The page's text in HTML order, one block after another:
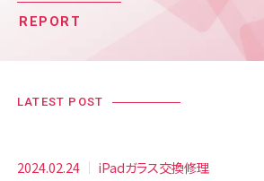
REPORT
LATEST POST
2024.02.24 iPadガラス交換修理